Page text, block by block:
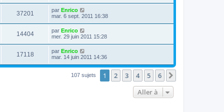
37201 par Enrico
mar. 6 sept. 2011 16:38
14404 par Enrico
mer. 29 juin 2011 15:28
17118 par Enrico
mar. 14 juin 2011 14:36
107 sujets 1 2 3 4 5 6
Aller à